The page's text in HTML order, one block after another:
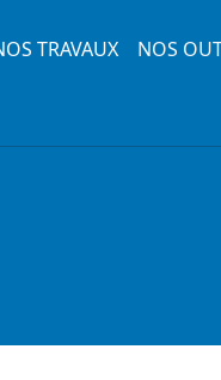
TRAVAUX NOS